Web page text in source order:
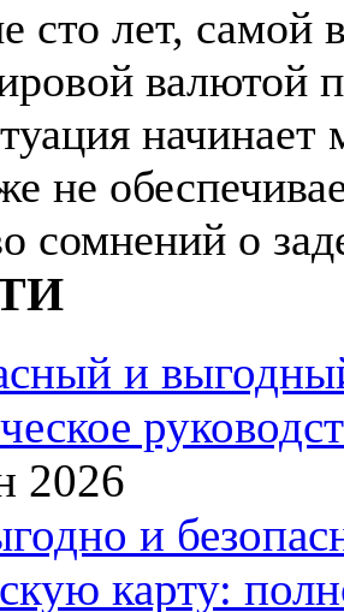
сто лет, самой
валютой
не
сомнений о
и
2026
и
карту: